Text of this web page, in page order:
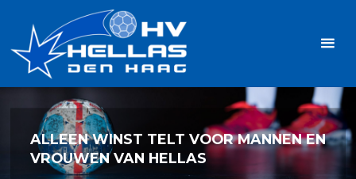
inhoud
ALLEEN WINST TELT VOOR MANNEN EN
VROUWEN VAN HELLAS